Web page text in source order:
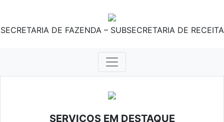
SECRETARIA DE FAZENDA – SUBSECRETARIA DE RECEITA
SERVIÇOS EM DESTAQUE